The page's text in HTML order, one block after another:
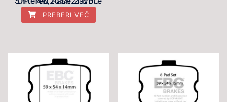
PREBERI VEČ